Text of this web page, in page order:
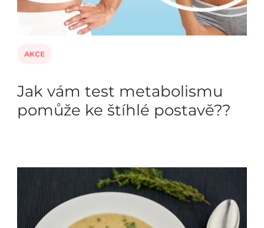
AKCE
Jak vám test metabolismu
pomůže ke štíhlé postavě??